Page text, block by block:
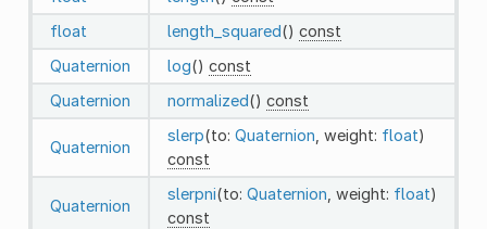
float
length_squared() const
Quaternion
log() const
Quaternion
normalized() const
Quaternion
slerp(to: Quaternion , weight: float)
const
Quaternion
slerpni(to: Quaternion , weight: float)
const